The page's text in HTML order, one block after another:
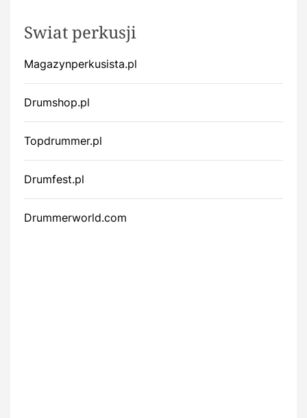
Swiat perkusji
Magazynperkusista.pl
Drumshop.pl
Topdrummer.pl
Drumfest.pl
Drummerworld.com